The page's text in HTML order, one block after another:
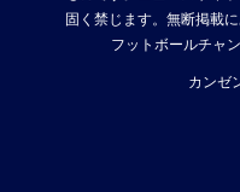
固く禁じます。無断掲載
フットボールチャ
カンゼ